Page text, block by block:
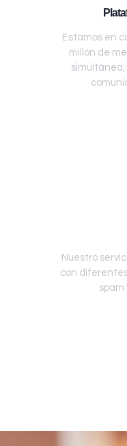
Estamos en
millón de
Nuestro
con
spam